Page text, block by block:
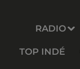
RADIO
TOP INDÉ